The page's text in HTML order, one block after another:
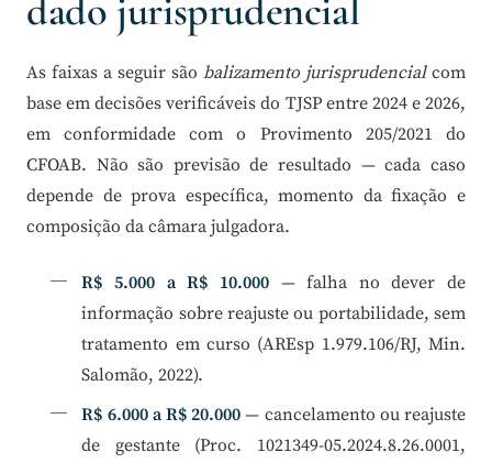
dado jurisprudencial
As faixas a seguir são balizamento jurisprudencialcom
base em decisões verificáveis do TJSP entre 2024 e 2026,
em conformidade com o Provimento 205/2021 do
CFOAB. Não são previsão de resultado — cada caso
depende de prova específica, momento da fixação e
composição da câmara julgadora.
R$ 5.000 a R$ 10.000— falha no dever de
informação sobre reajuste ou portabilidade, sem
tratamento em curso (AREsp 1.979.106/RJ, Min.
Salomão, 2022).
R$ 6.000 a R$ 20.000 — cancelamento ou reajuste
de gestante (Proc. 1021349-05.2024.8.26.0001,